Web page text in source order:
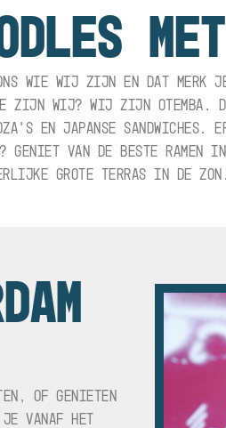
WIE WIJ ZIJN EN DAT
WIJ? WIJ ZIJN OTEMBA. DE
EN JAPANSE SANDWICHES.
GENIET VAN DE BESTE
GROTE TERRAS IN DE
OF GENIETEN
VANAF HET